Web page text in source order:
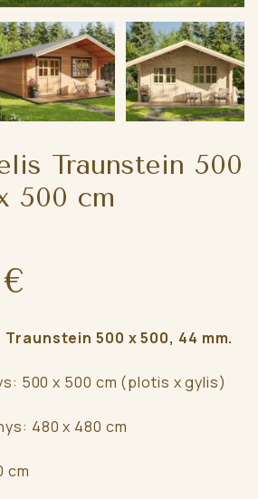
Traunstein 500
500 cm
500 x 500, 44 mm.
500 x 500 cm (plotis x gylis)
480 x 480 cm
cm